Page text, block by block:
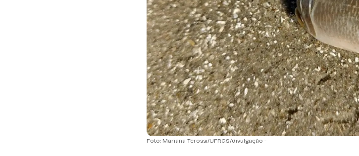
Foto: Mariana Terossi/UFRGS/divulgação -